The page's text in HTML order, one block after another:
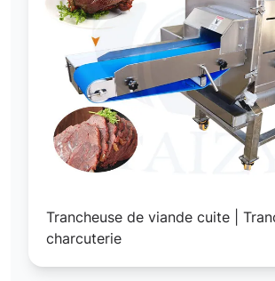
Trancheuse de viande cuite |
charcuterie